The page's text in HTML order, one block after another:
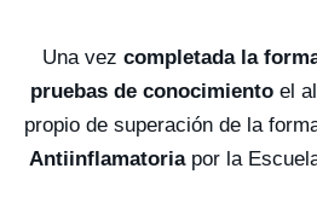
Una vez completada la
pruebas de conocimientoel
propio de superación de la
Antiinflamatoriapor la